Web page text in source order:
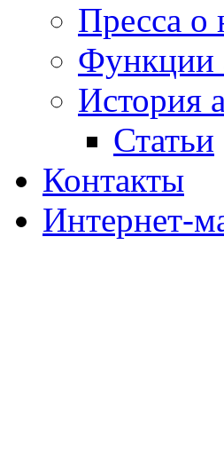
Пресса о
Функции
История
Статьи
Контакты
Интернет-